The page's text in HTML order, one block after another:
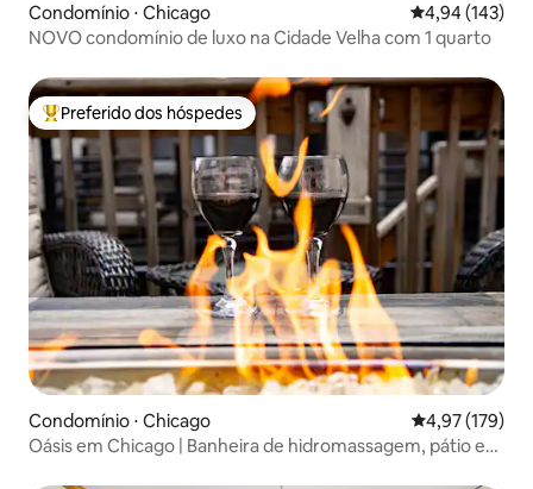
Condomínio ⋅ Chicago 4,94 de uma
4,94 (143)
NOVO condomínio de luxo na Cidade Velha com 1 quarto
Entre os melhores preferidos dos hóspedes
Preferido dos hóspedes
Condomínio ⋅ Chicago 4,97 de uma
4,97 (179)
Oásis em Chicago | Banheira de hidromassagem, pátio e